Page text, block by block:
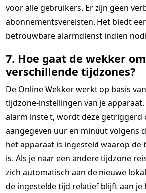
voor alle gebruikers. Er zijn geen
abonnementsvereisten. Het biedt
betrouwbare alarmdienst indien
7. Hoe gaat de wekker
verschillende tijdzones?
De Online Wekker werkt op basis
tijdzone-instellingen van je apparaat.
alarm instelt, wordt deze getriggerd
aangegeven uur en minuut volgens
het apparaat is ingesteld waarop de
is. Als je naar een andere tijdzone
zich automatisch aan de nieuwe
de ingestelde tijd relatief blijft aan je